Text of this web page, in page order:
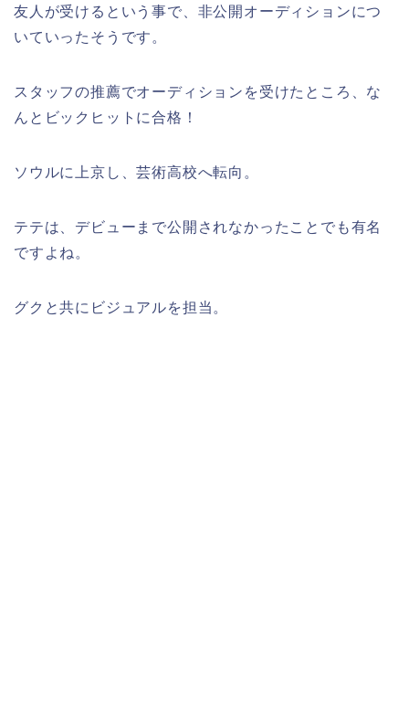
友人が受けるという事で、非公開オーディションにつ
いていったそうです。
スタッフの推薦でオーディションを受けたところ、な
んとビックヒットに合格！
ソウルに上京し、芸術高校へ転向。
テテは、デビューまで公開されなかったことでも有名
ですよね。
グクと共にビジュアルを担当。